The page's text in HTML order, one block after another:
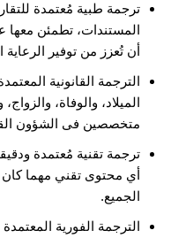
ترجمة طبية مُعتمدة
المستندات، تطمئن معها
أن تُعزز من توفير
الترجمة القانونية
الميلاد، والوفاة،
متخصصين فى الشؤون
ترجمة تقنية مُعتمدة
أي محتوى تقني مهما كان
الجميع.
الترجمة الفورية المعتمدة